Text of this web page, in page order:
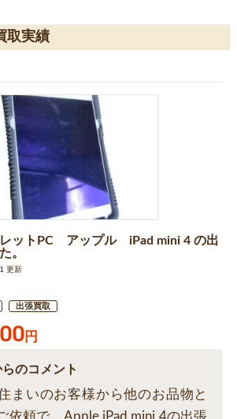
取実績
レットPC アップル iPad mini 4 の出
。
更新
出張買取
円
のコメント
まいのお客様から他のお品物と